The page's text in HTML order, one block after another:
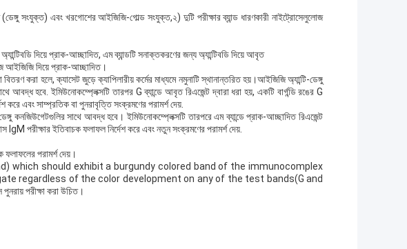
সংযুক্ত) এবং খরগোশের আইজিজি-গোল্ড সংযুক্ত,২) দুটি পরীক্ষার ব্যান্ড ধারণকারী নাইট্রোসেলুলোজ
দিয়ে প্রাক-আচ্ছাদিত, এম ব্যান্ডটি সনাক্তকরণের জন্য অ্যান্টিবডি দিয়ে আবৃত
আইজিজি দিয়ে প্রাক-আচ্ছাদিত।
বিতরণ করা হলে, ক্যাসেট জুড়ে ক্যাপিলারীয় কর্মের মাধ্যমে নমুনাটি স্থানান্তরিত হয়।আইজিজি অ্যান্টি-ডেঙ্গু
আবদ্ধ হবে. ইমিউনোকম্প্লেক্সটি তারপর G ব্যান্ডে আবৃত রিএজেন্ট দ্বারা ধরা হয়, একটি বার্গন্ডি রঙের G
করে এবং সাম্প্রতিক বা পুনরাবৃত্তি সংক্রমণের পরামর্শ দেয়.
কনজিউগেটগুলির সাথে আবদ্ধ হবে। ইমিউনোকম্প্লেক্সটি তারপরে এম ব্যান্ডে প্রাক-আচ্ছাদিত রিএজেন্ট
IgM পরীক্ষার ইতিবাচক ফলাফল নির্দেশ করে এবং নতুন সংক্রমণের পরামর্শ দেয়.
ফলাফলের পরামর্শ দেয়।
which should exhibit a burgundy colored band of the immunocomplex
regardless of the color development on any of the test bands(G and
পরীক্ষা করা উচিত।